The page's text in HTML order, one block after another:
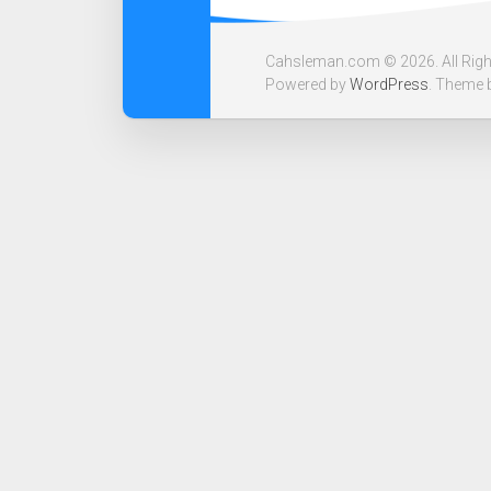
Cahsleman.com © 2026. All
Powered byWordPress . Theme